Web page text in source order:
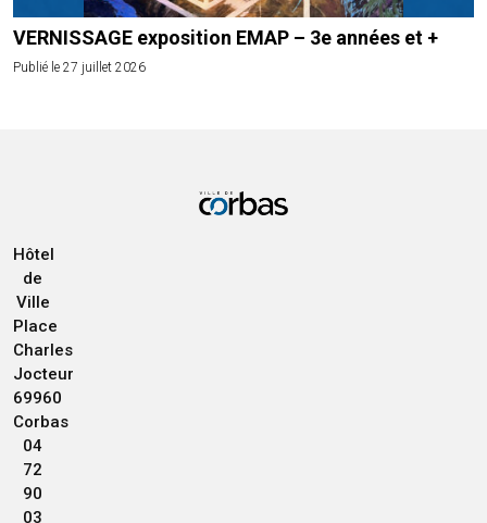
VERNISSAGE exposition EMAP – 3e années et +
Publié le 27 juillet 2026
Hôtel
de
Ville
Place
Charles
Jocteur
69960
Corbas
04
72
90
03